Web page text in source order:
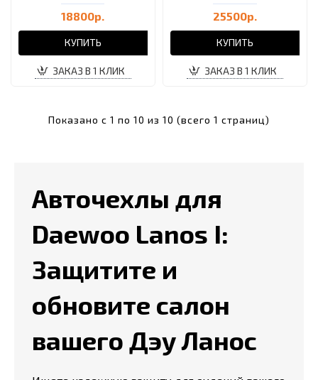
18800р.
КУПИТЬ
ЗАКАЗ В 1 КЛИК
25500р.
КУПИТЬ
ЗАКАЗ В 1 КЛИК
Показано с 1 по 10 из 10 (всего 1 страниц)
Авточехлы для
Daewoo Lanos I:
Защитите и
обновите салон
вашего Дэу Ланос